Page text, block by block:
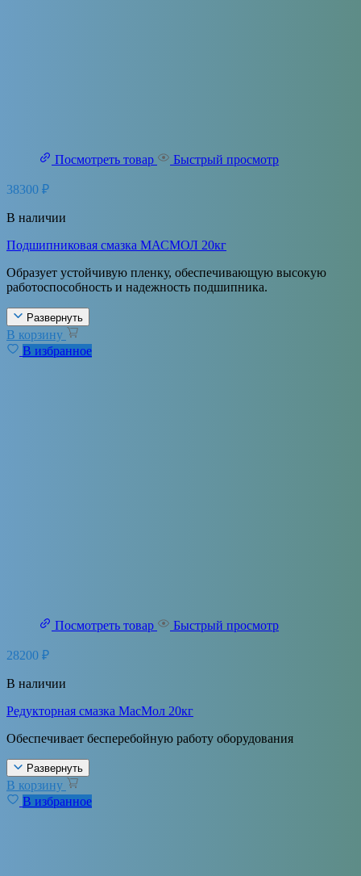
Посмотреть товар Быстрый просмотр
38300 ₽
В наличии
Подшипниковая смазка МАСМОЛ 20кг
Образует устойчивую пленку, обеспечивающую высокую
работоспособность и надежность подшипника.
Развернуть
В корзину
В избранное
Посмотреть товар Быстрый просмотр
28200 ₽
В наличии
Редукторная смазка МасМол 20кг
Обеспечивает бесперебойную работу оборудования
Развернуть
В корзину
В избранное